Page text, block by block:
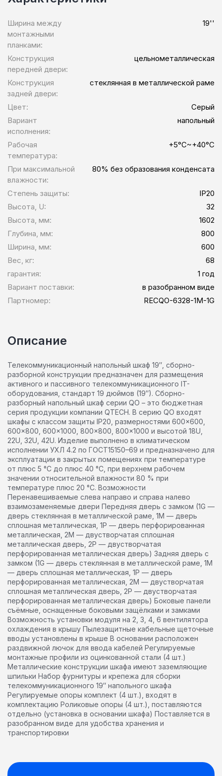
Ширина между
монтажными
планками:
19''
Конструкция
передней двери:
цельнометаллическая
Конструкция
задней двери:
стеклянная в металлической раме
Цвет:
Серый
Вариант
исполнения:
напольный
Рабочая
температура:
+5°C~+40°C
При максимальной
влажности:
80% без образования конденсата
Степень защиты:
IP20
Высота, U:
32
Высота, мм:
1602
Глубина, мм:
800
Ширина, мм:
600
Вес, кг:
68
гарантия:
1 год
Вариант поставки:
в разобранном виде
Партномер:
RECQO-6328-1M-1G
Описание
Телекоммуникационный напольный шкаф 19″, сборно-
разборной конструкции предназначен для размещения
активного и пассивного телекоммуникационного IT-
оборудования, стандарт 19 дюймов (19″). Сборно-
разборный напольный шкаф серии QO – это бюджетная
серия продукции компании QTECH. В серию QO входят
шкафы с классом защиты IP20, размерностями 600×600,
600×800, 600×1000, 800×800, 800×1000 и высотой 18U,
22U, 32U, 42U. Изделие выполнено в климатическом
исполнении УХЛ 4.2 по ГОСТ15150–69 и предназначено для
эксплуатации в закрытых помещениях при температуре
от плюс 5 °С до плюс 40 °С, при верхнем рабочем
значении относительной влажности 80 % при
температуре плюс 20 °С. Возможности
Перенавешиваемые слева направо и справа налево
взаимозаменяемые двери Передняя дверь с замком (1G —
дверь стеклянная в металлической раме, 1M — дверь
сплошная металлическая, 1P — дверь перфорированная
металлическая, 2М — двустворчатая сплошная
металлическая дверь, 2Р — двустворчатая
перфорированная металлическая дверь) Задняя дверь с
замком (1G — дверь стеклянная в металлической раме, 1M
— дверь сплошная металлическая, 1P — дверь
перфорированная металлическая, 2М — двустворчатая
сплошная металлическая дверь, 2Р — двустворчатая
перфорированная металлическая дверь) Боковые панели
съёмные, оснащенные боковыми защёлками и замками
Возможность установки модуля на 2, 3, 4, 6 вентилятора
охлаждения в крышу Пылезащитные кабельные щеточные
вводы установлены в крыше В основании расположен
раздвижной лючок для ввода кабелей Регулируемые
монтажные профили из оцинкованной стали (4 шт.)
Металлические конструкции шкафа имеют заземляющие
шпильки Набор фурнитуры и крепежа для сборки
телекоммуникационного 19″ напольного шкафа
Регулируемые опоры комплект (4 шт.), входят в
комплектацию Роликовые опоры (4 шт.), поставляются
отдельно (установка в основании шкафа) Поставляется в
разобранном виде для удобства хранения и
транспортировки